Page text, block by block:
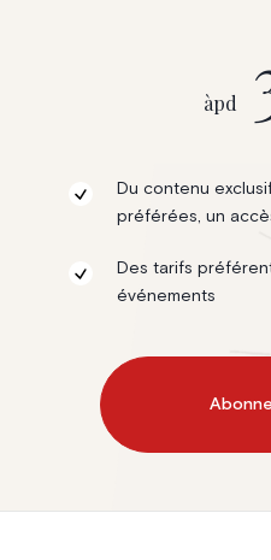
àpd
Du contenu
préférées, un
Des tarifs
événements